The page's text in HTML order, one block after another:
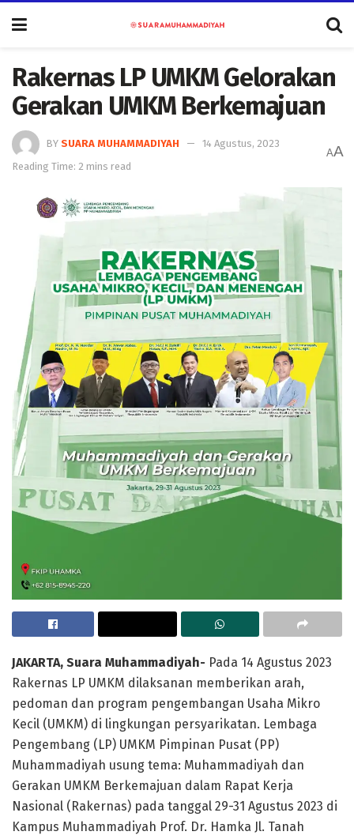
Rakernas LP UMKM Gelorakan
Gerakan UMKM Berkemajuan
BY SUARA MUHAMMADIYAH
14 Agustus, 2023
Reading Time: 2 mins read
AA
JAKARTA, Suara Muhammadiyah- Pada 14 Agustus 2023
Rakernas LP UMKM dilaksanan memberikan arah,
pedoman dan program pengembangan Usaha Mikro
Kecil (UMKM) di lingkungan persyarikatan. Lembaga
Pengembang (LP) UMKM Pimpinan Pusat (PP)
Muhammadiyah usung tema: Muhammadiyah dan
Gerakan UMKM Berkemajuan dalam Rapat Kerja
Nasional (Rakernas) pada tanggal 29-31 Agustus 2023 di
Kampus Muhammadiyah Prof. Dr. Hamka Jl. Tanah